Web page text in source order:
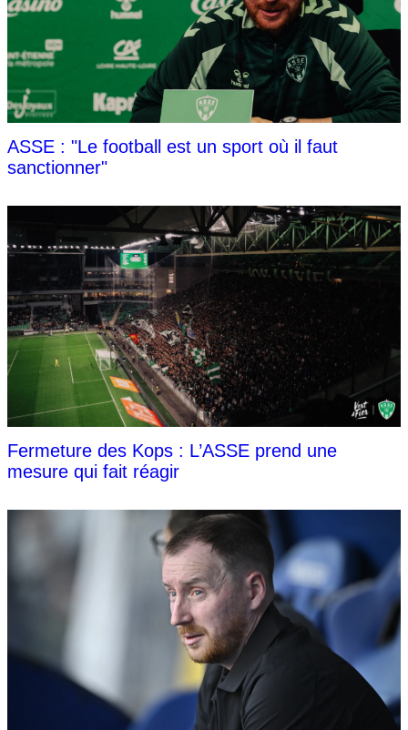
ASSE : "Le football est un sport où il faut
sanctionner"
Fermeture des Kops : L’ASSE prend une
mesure qui fait réagir